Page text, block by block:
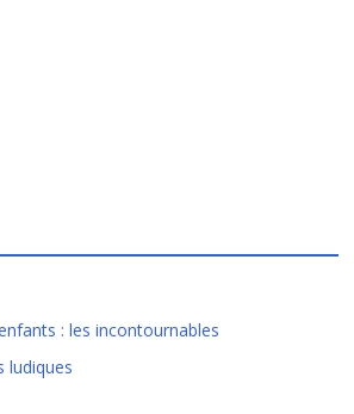
: les incontournables
ludiques